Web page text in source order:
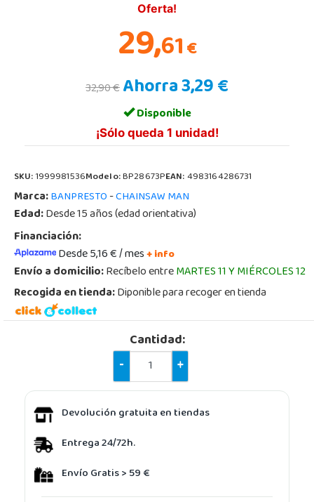
Oferta!
29,61€
32,90 €Ahorra 3,29 €
Disponible
¡Sólo queda 1 unidad!
SKU:1999981536Modelo:BP28673PEAN:4983164286731
Marca:BANPRESTO-CHAINSAW MAN
Edad:Desde 15 años (edad orientativa)
Financiación:
Desde 5,16 € / mes+ info
Envío a domicilio:Recíbelo entreMARTES 11 Y MIÉRCOLES 12
Recogida en tienda:Diponible para recoger en tienda
Cantidad:
-
+
Devolución gratuita en tiendas
Entrega 24/72h.
Envío Gratis > 59 €